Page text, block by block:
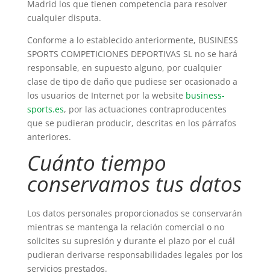
Madrid los que tienen competencia para resolver
cualquier disputa.
Conforme a lo establecido anteriormente, BUSINESS
SPORTS COMPETICIONES DEPORTIVAS SL no se hará
responsable, en supuesto alguno, por cualquier
clase de tipo de daño que pudiese ser ocasionado a
los usuarios de Internet por la website business-
sports.es, por las actuaciones contraproducentes
que se pudieran producir, descritas en los párrafos
anteriores.
Cuánto tiempo
conservamos tus datos
Los datos personales proporcionados se conservarán
mientras se mantenga la relación comercial o no
solicites su supresión y durante el plazo por el cuál
pudieran derivarse responsabilidades legales por los
servicios prestados.